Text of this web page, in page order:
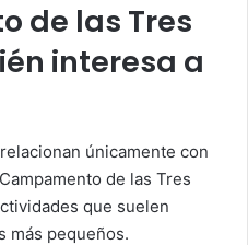
de las Tres
interesa a
únicamente con
de las Tres
que suelen
más pequeños.